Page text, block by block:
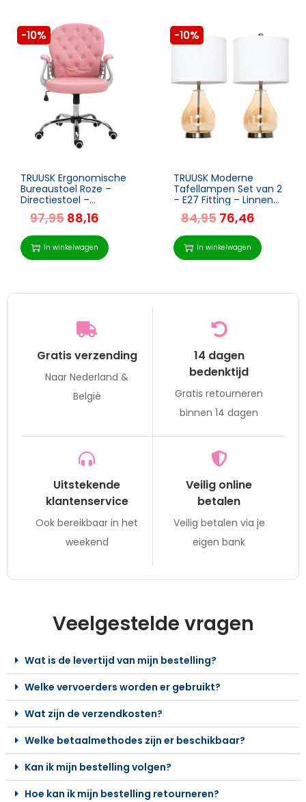
-10%
TRUUSK Ergonomische
Bureaustoel Roze –
Directiestoel –
Gecapitonneerde
Rugleuning – PU – 59,5
x 60,5 x 95-105 cm
97,95 88,16
In winkelwagen
-10%
TRUUSK Moderne
Tafellampen Set van 2
– E27 Fitting – Linnen
Lampenkap – Amber
Glas – Voor Sfeervolle
Verlichting in Huis
84,95 76,46
In winkelwagen
Gratis verzending
Naar Nederland &
België
14 dagen
bedenktijd
Gratis retourneren
binnen 14 dagen
Uitstekende
klantenservice
Ook bereikbaar in het
weekend
Veilig online
betalen
Veilig betalen via je
eigen bank
Veelgestelde vragen
Wat is de levertijd van mijn bestelling?
Welke vervoerders worden er gebruikt?
Wat zijn de verzendkosten?
Welke betaalmethodes zijn er beschikbaar?
Kan ik mijn bestelling volgen?
Hoe kan ik mijn bestelling retourneren?